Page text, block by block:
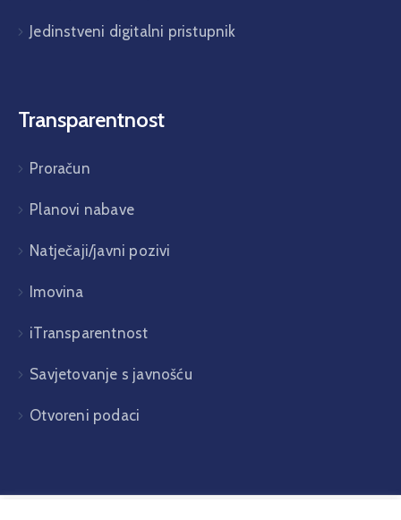
Jedinstveni digitalni pristupnik
Transparentnost
Proračun
Planovi nabave
Natječaji/javni pozivi
Imovina
iTransparentnost
Savjetovanje s javnošću
Otvoreni podaci